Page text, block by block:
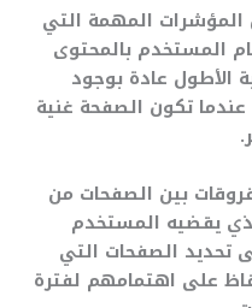
المهمة التي
المستخدم بالمحتوى
الأطول عادة بوجود
تكون الصفحة غنية
بين الصفحات من
يقضيه المستخدم
الصفحات التي
على اهتمامهم لفترة